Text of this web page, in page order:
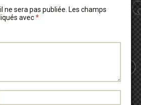
ne sera pas publiée. Les champs
avec*